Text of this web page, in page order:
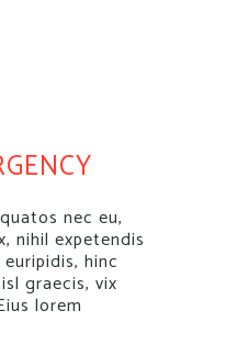
nec eu,
nihil expetendis
hinc
graecis, vix
lorem